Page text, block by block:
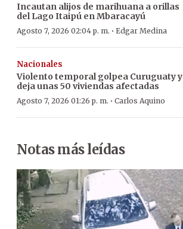
Incautan alijos de marihuana a orillas
del Lago Itaipú en Mbaracayú
Agosto 7, 2026 02:04 p. m. · Edgar Medina
Nacionales
Violento temporal golpea Curuguaty y
deja unas 50 viviendas afectadas
Agosto 7, 2026 01:26 p. m. · Carlos Aquino
Notas más leídas